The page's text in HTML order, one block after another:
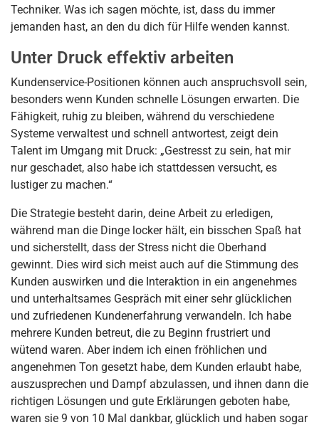
Techniker. Was ich sagen möchte, ist, dass du immer
jemanden hast, an den du dich für Hilfe wenden kannst.
Unter Druck effektiv arbeiten
Kundenservice-Positionen können auch anspruchsvoll sein,
besonders wenn Kunden schnelle Lösungen erwarten. Die
Fähigkeit, ruhig zu bleiben, während du verschiedene
Systeme verwaltest und schnell antwortest, zeigt dein
Talent im Umgang mit Druck: „Gestresst zu sein, hat mir
nur geschadet, also habe ich stattdessen versucht, es
lustiger zu machen.“
Die Strategie besteht darin, deine Arbeit zu erledigen,
während man die Dinge locker hält, ein bisschen Spaß hat
und sicherstellt, dass der Stress nicht die Oberhand
gewinnt. Dies wird sich meist auch auf die Stimmung des
Kunden auswirken und die Interaktion in ein angenehmes
und unterhaltsames Gespräch mit einer sehr glücklichen
und zufriedenen Kundenerfahrung verwandeln. Ich habe
mehrere Kunden betreut, die zu Beginn frustriert und
wütend waren. Aber indem ich einen fröhlichen und
angenehmen Ton gesetzt habe, dem Kunden erlaubt habe,
auszusprechen und Dampf abzulassen, und ihnen dann die
richtigen Lösungen und gute Erklärungen geboten habe,
waren sie 9 von 10 Mal dankbar, glücklich und haben sogar